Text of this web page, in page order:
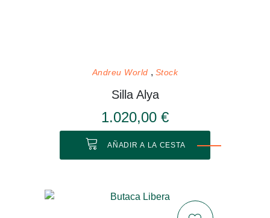
Andreu World Stock
Silla Alya
1.020,00 €
AÑADIR A LA CESTA